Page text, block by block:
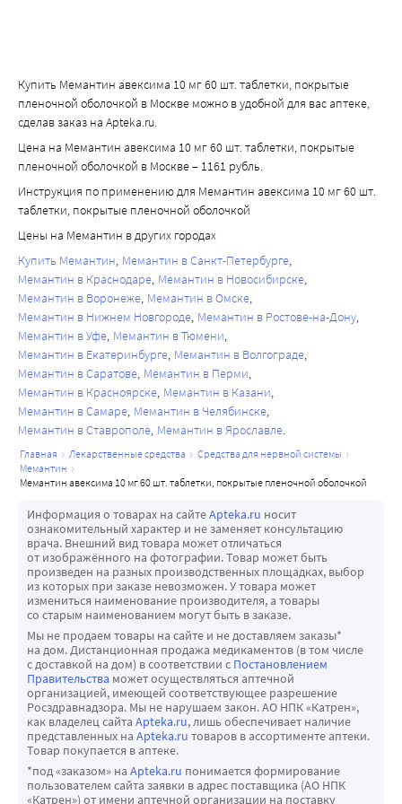
Линейность
В диапазоне доз 10-40 мг у добровольцев выявлена
линейность фармакокинетики.
Фармакокинетическая/фармакодинамическая
взаимосвязь
При приеме мемантина в дозе 20 мг/сут концентрация в
цереброспинальной жидкости равна значению
константы ингибирования (кл), которое в области
фронтальной коры головного мозга составляет 0,5
мкмоль/л.
Купить Мемантин авексима 10 мг 60 шт. таблетки, покрытые
пленочной оболочкой в Москве можно в удобной для вас аптеке,
сделав заказ на Apteka.ru.
Цена на Мемантин авексима 10 мг 60 шт. таблетки, покрытые
пленочной оболочкой в Москве – 1161 рубль.
Инструкция по применению для Мемантин авексима 10 мг 60 шт.
таблетки, покрытые пленочной оболочкой
Цены на Мемантин в других городах
Купить Мемантин Мемантин в Санкт-Петербурге
Мемантин в Краснодаре Мемантин в Новосибирске
Мемантин в Воронеже Мемантин в Омске
Мемантин в Нижнем Новгороде Мемантин в Ростове-на-Дону
Мемантин в Уфе Мемантин в Тюмени
Мемантин в Екатеринбурге Мемантин в Волгограде
Мемантин в Саратове Мемантин в Перми
Мемантин в Красноярске Мемантин в Казани
Мемантин в Самаре Мемантин в Челябинске
Мемантин в Ставрополе Мемантин в Ярославле
главная лекарственные средства
средства для нервной системы
мемантин
мемантин авексима 10 мг 60 шт. таблетки, покрытые пленочной оболочкой
Информация о товарах на сайтеApteka.ru носит
ознакомительный характер и не заменяет консультацию
врача. Внешний вид товара может отличаться
от изображённого на фотографии. Товар может быть
произведен на разных производственных площадках, выбор
из которых при заказе невозможен. У товара может
измениться наименование производителя, а товары
со старым наименованием могут быть в заказе.
Мы не продаем товары на сайте и не доставляем заказы*
на дом. Дистанционная продажа медикаментов (в том числе
с доставкой на дом) в соответствии с Постановлением
Правительства может осуществляться аптечной
организацией, имеющей соответствующее разрешение
Росздравнадзора. Мы не нарушаем закон. АО НПК «Катрен»,
как владелец сайта Apteka.ru, лишь обеспечивает наличие
представленных на Apteka.ru товаров в ассортименте аптеки.
Товар покупается в аптеке.
*под «заказом» на Apteka.ru понимается формирование
пользователем сайта заявки в адрес поставщика (АО НПК
«Катрен») от имени аптечной организации на поставку